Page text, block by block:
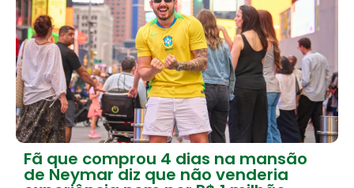
Fã que comprou 4 dias na mansão
de Neymar diz que não venderia